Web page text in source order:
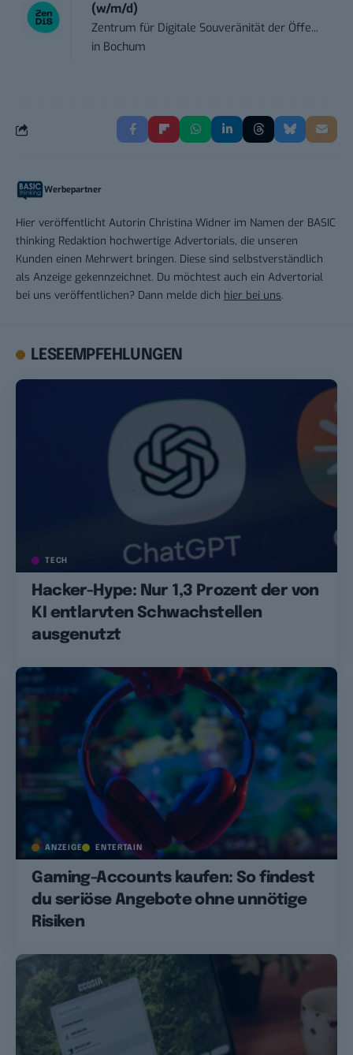
(w/m/d)
Zentrum für Digitale Souveränität der Öffe...
in Bochum
Werbepartner
Hier veröffentlicht Autorin Christina Widner im Namen der BASIC
thinking Redaktion hochwertige Advertorials, die unseren
Kunden einen Mehrwert bringen. Diese sind selbstverständlich
als Anzeige gekennzeichnet. Du möchtest auch ein Advertorial
bei uns veröffentlichen? Dann melde dich hier bei uns.
LESEEMPFEHLUNGEN
TECH
Hacker-Hype: Nur 1,3 Prozent der von
KI entlarvten Schwachstellen
ausgenutzt
ANZEIGE ENTERTAIN
Gaming-Accounts kaufen: So findest
du seriöse Angebote ohne unnötige
Risiken